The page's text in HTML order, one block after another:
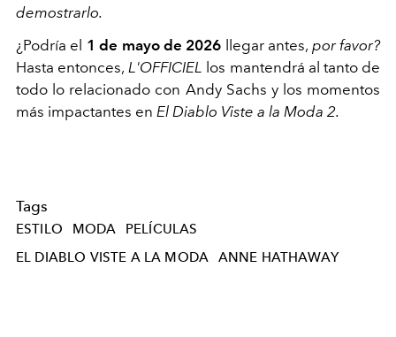
demostrarlo.
¿Podría el 1 de mayo de 2026 llegar antes, por favor?
Hasta entonces, L'OFFICIEL los mantendrá al tanto de
todo lo relacionado con Andy Sachs y los momentos
más impactantes en El Diablo Viste a la Moda 2.
Tags
ESTILO MODA
PELÍCULAS
EL DIABLO VISTE A LA MODA
ANNE HATHAWAY